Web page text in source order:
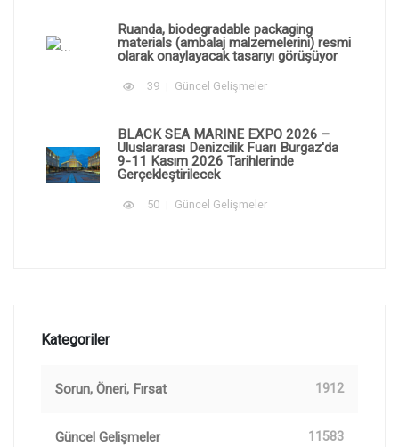
Ruanda, biodegradable packaging
materials (ambalaj malzemelerini) resmi
olarak onaylayacak tasarıyı görüşüyor
39 Güncel Gelişmeler
BLACK SEA MARINE EXPO 2026 –
Uluslararası Denizcilik Fuarı Burgaz'da
9-11 Kasım 2026 Tarihlerinde
Gerçekleştirilecek
50 Güncel Gelişmeler
Kategoriler
Sorun, Öneri, Fırsat 1912
Güncel Gelişmeler 11583